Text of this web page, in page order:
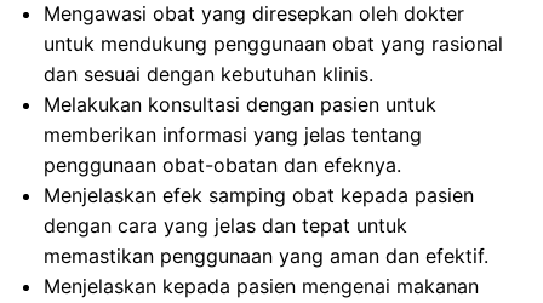
Mengawasi obat yang diresepkan oleh dokter
untuk mendukung penggunaan obat yang rasional
dan sesuai dengan kebutuhan klinis.
Melakukan konsultasi dengan pasien untuk
memberikan informasi yang jelas tentang
penggunaan obat-obatan dan efeknya.
Menjelaskan efek samping obat kepada pasien
dengan cara yang jelas dan tepat untuk
memastikan penggunaan yang aman dan efektif.
Menjelaskan kepada pasien mengenai makanan